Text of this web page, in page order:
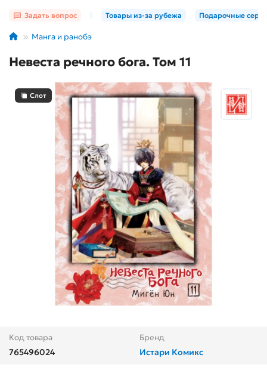
Задать вопрос Товары из-за рубежа Подарочные
Манга и ранобэ
Невеста речного бога. Том 11
Слот
Код товара
765496024
Бренд
Истари Комикс